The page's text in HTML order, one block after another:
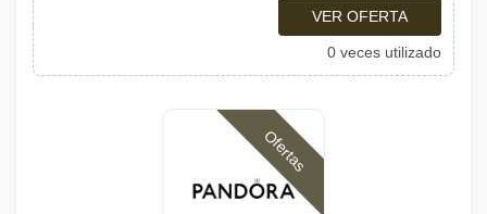
VER OFERTA
0 veces utilizado
Ofertas